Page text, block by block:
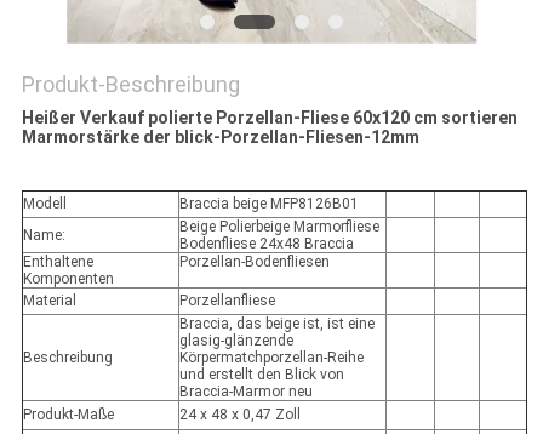
Produkt-Beschreibung
Heißer Verkauf polierte Porzellan-Fliese 60x120 cm sortieren
Marmorstärke der blick-Porzellan-Fliesen-12mm
Modell
Braccia beige MFP8126B01
Name:
Beige Polierbeige Marmorfliese
Bodenfliese 24x48 Braccia
Enthaltene
Komponenten
Porzellan-Bodenfliesen
Material Porzellanfliese
Beschreibung
Braccia, das beige ist, ist eine
glasig-glänzende
Körpermatchporzellan-Reihe
und erstellt den Blick von
Braccia-Marmor neu
Produkt-Maße
24 x 48 x 0,47 Zoll